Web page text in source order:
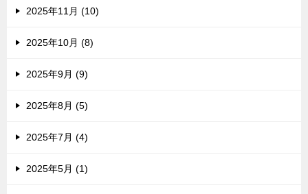
2025年11月 (10)
2025年10月 (8)
2025年9月 (9)
2025年8月 (5)
2025年7月 (4)
2025年5月 (1)